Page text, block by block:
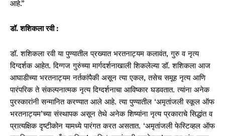
आहे.”
डॉ. शशिकला रवी :
डॉ. शशिकला रवी या पुण्यातील प्रख्यात भरतनाट्यम कलावंत, गुरु व नृत्य
दिग्दर्शक आहेत. दिग्गज गुरुंच्या मार्गदर्शनाखाली शिकलेल्या डॉ. शशिकला आज
आघाडीच्या भरतनाट्यम नर्तकांपैकी असून त्या एकल, तसेच समूह नृत्य आणि
पारंपरिक ते संकल्पनात्मक नृत्य दिग्दर्शनाचा आविष्कार घडवतात. त्यांना अनेक
पुरस्कारांनी सन्मानित करण्यात आले आहे. त्या पुण्यातील ‘अमृतांजली स्कूल ऑफ
भरतनाट्यम’च्या संस्थापक असून तेथे अनेक शिष्यांना नृत्य प्रकाराचे सिद्धांत व
प्रात्यक्षिक दृष्टीकोन यामध्ये पारंगत करत असतात. ‘अमृतांजली फेस्टिव्हल ऑफ